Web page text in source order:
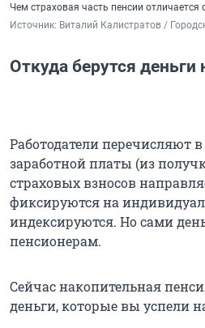
Чем страховая часть пенсии отличается
Источник: Виталий Калистратов /
Откуда берутся деньги
Работодатели перечисляют
заработной платы (из
страховых взносов
фиксируются на
индексируются. Но сами
пенсионерам.
Сейчас накопительная
деньги, которые вы успели